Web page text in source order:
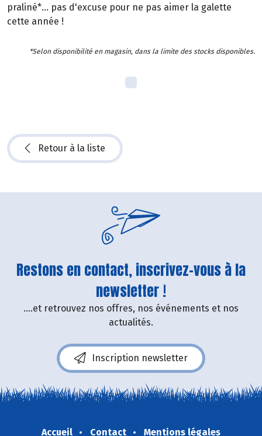
praliné*... pas d'excuse pour ne pas aimer la galette
cette année !
*Selon disponibilité en magasin, dans la limite des stocks disponibles.
Retour à la liste
Restons en contact, inscrivez-vous à la
newsletter !
....et retrouvez nos offres, nos événements et nos
actualités.
Inscription newsletter
Accueil Contact
Mentions légales